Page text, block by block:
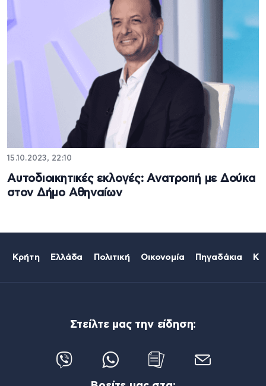
15.10.2023, 22:10
Αυτοδιοικητικές εκλογές: Ανατροπή με Δούκα
στον Δήμο Αθηναίων
Κρήτη Ελλάδα Πολιτική Οικονομία Πηγαδάκια
Στείλτε μας την είδηση: